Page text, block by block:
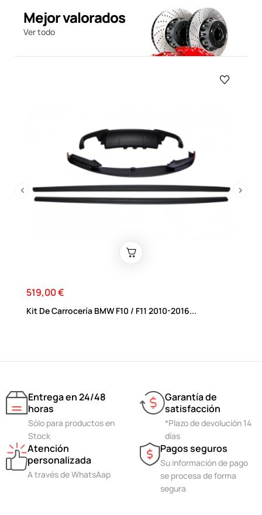
Mejor valorados
Ver todo
Precio
519,00 €
Kit De Carrocería BMW F10 / F11 2010-2016...
Entrega en 24/48
horas
Sólo para productos en
Stock
Garantía de
satisfacción
*Plazo de devolución 14
días
Atención
personalizada
A través de WhatsAap
Pagos seguros
Su información de pago
se procesa de forma
segura